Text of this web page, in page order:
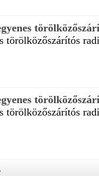
törölközőszárítós
törölközőszárítós